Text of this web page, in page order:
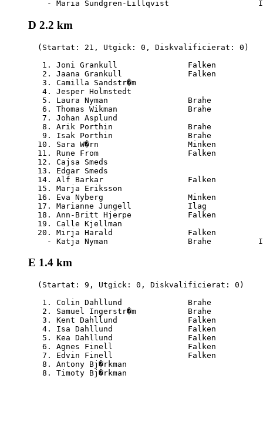
D 2.2 km
  (Startat: 21, Utgick: 0, Diskvalificierat: 0)
1. Joni Grankull               Falken
2. Jaana Grankull              Falken
3. Camilla Sandstr�m
4. Jesper Holmstedt
5. Laura Nyman                 Brahe
6. Thomas Wikman               Brahe
7. Johan Asplund
8. Arik Porthin                Brahe
9. Isak Porthin                Brahe
10. Sara W�rn                   Minken
11. Rune From                   Falken
12. Cajsa Smeds
13. Edgar Smeds
14. Alf Barkar                  Falken
15. Marja Eriksson
16. Eva Nyberg                  Minken
17. Marianne Jungell            Ilag
18. Ann-Britt Hjerpe            Falken
19. Calle Kjellman
20. Mirja Harald                Falken
E 1.4 km
  (Startat: 9, Utgick: 0, Diskvalificierat: 0)
1. Colin Dahllund              Brahe
2. Samuel Ingerstr�m           Brahe
3. Kent Dahllund               Falken
4. Isa Dahllund                Falken
5. Kea Dahllund                Falken
6. Agnes Finell                Falken
7. Edvin Finell                Falken
8. Antony Bj�rkman